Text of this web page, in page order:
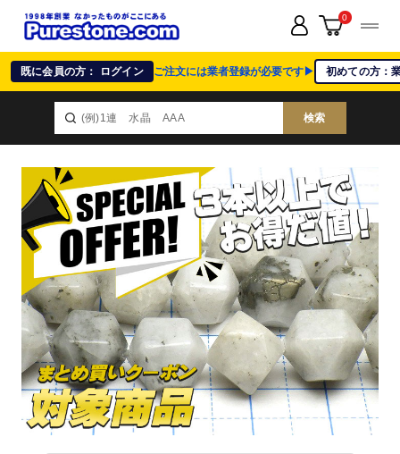
既に会員の方： ログイン ご注文には業者登録が必要です▶ 初めての方：
検索
0